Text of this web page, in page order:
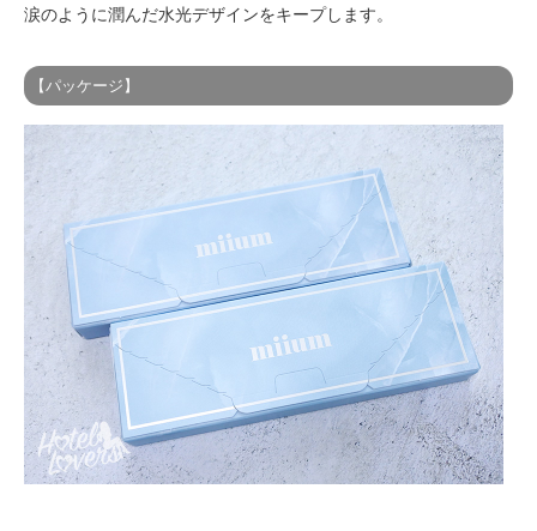
涙のように潤んだ水光デザインをキープします。
【パッケージ】